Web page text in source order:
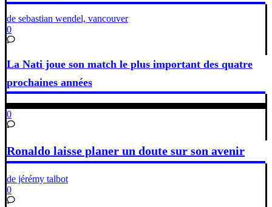
de sebastian wendel, vancouver
0
La Nati joue son match le plus important des quatre
prochaines années
0
Ronaldo laisse planer un doute sur son avenir
de jérémy talbot
0